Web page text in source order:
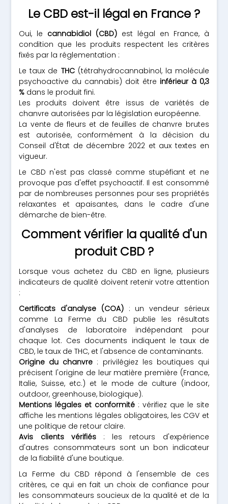
Le CBD est-il légal en France ?
Oui, le cannabidiol (CBD) est légal en France, à
condition que les produits respectent les critères
fixés par la réglementation :
Le taux de THC(tétrahydrocannabinol, la molécule
psychoactive du cannabis) doit être inférieur à 0,3
% dans le produit fini.
Les produits doivent être issus de variétés de
chanvre autorisées par la législation européenne.
La vente de fleurs et de feuilles de chanvre brutes
est autorisée, conformément à la décision du
Conseil d'État de décembre 2022 et aux textes en
vigueur.
Le CBD n'est pas classé comme stupéfiant et ne
provoque pas d'effet psychoactif. Il est consommé
par de nombreuses personnes pour ses propriétés
relaxantes et apaisantes, dans le cadre d'une
démarche de bien-être.
Comment vérifier la qualité d'un
produit CBD ?
Lorsque vous achetez du CBD en ligne, plusieurs
indicateurs de qualité doivent retenir votre attention
:
Certificats d'analyse (COA): un vendeur sérieux
comme La Ferme du CBD publie les résultats
d'analyses de laboratoire indépendant pour
chaque lot. Ces documents indiquent le taux de
CBD, le taux de THC, et l'absence de contaminants.
Origine du chanvre : privilégiez les boutiques qui
précisent l'origine de leur matière première (France,
Italie, Suisse, etc.) et le mode de culture (indoor,
outdoor, greenhouse, biologique).
Mentions légales et conformité : vérifiez que le site
affiche les mentions légales obligatoires, les CGV et
une politique de retour claire.
Avis clients vérifiés: les retours d'expérience
d'autres consommateurs sont un bon indicateur
de la fiabilité d'une boutique.
La Ferme du CBD répond à l'ensemble de ces
critères, ce qui en fait un choix de confiance pour
les consommateurs soucieux de la qualité et de la